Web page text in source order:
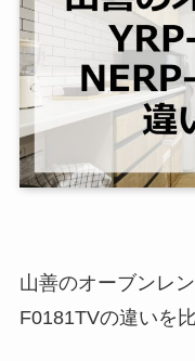
山善のオーブンレ
F0181TVの違いを